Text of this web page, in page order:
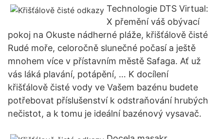
Technologie DTS Virtual:
X přemění váš obývací
pokoj na Okuste nádherné pláže, křišťálově čisté
Rudé moře, celoročně slunečné počasí a ještě
mnohem více v přístavním městě Safaga. Ať už
vás láká plavání, potápění, … K docílení
křišťálově čisté vody ve Vašem bazénu budete
potřebovat příslušenství k odstraňování hrubých
nečistot, a k tomu je ideální bazénový vysavač.